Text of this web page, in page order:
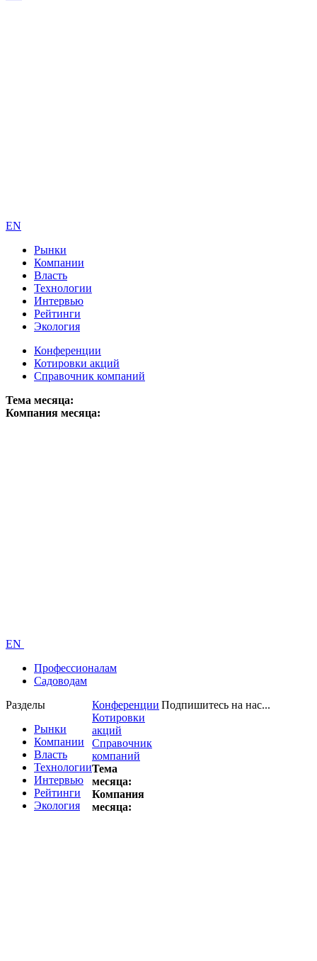
EN
Рынки
Компании
Власть
Технологии
Интервью
Рейтинги
Экология
Конференции
Котировки акций
Справочник компаний
Тема месяца:
Компания месяца:
EN
Профессионалам
Садоводам
Разделы
Рынки
Компании
Власть
Технологии
Интервью
Рейтинги
Экология
Конференции
Котировки
акций
Справочник
компаний
Тема
месяца:
Компания
месяца:
Подпишитесь на нас...